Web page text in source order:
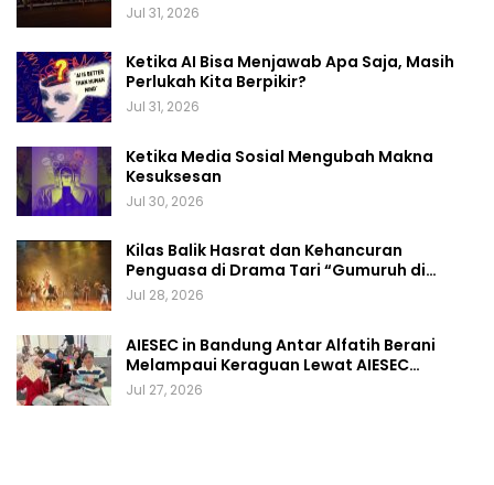
Jul 31, 2026
Ketika AI Bisa Menjawab Apa Saja, Masih
Perlukah Kita Berpikir?
Jul 31, 2026
Ketika Media Sosial Mengubah Makna
Kesuksesan
Jul 30, 2026
Kilas Balik Hasrat dan Kehancuran
Penguasa di Drama Tari “Gumuruh di…
Jul 28, 2026
AIESEC in Bandung Antar Alfatih Berani
Melampaui Keraguan Lewat AIESEC…
Jul 27, 2026